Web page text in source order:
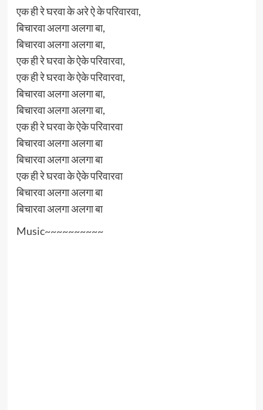
एक ही रे घरवा के अरे ऐ के परिवारवा,
बिचारवा अलगा अलगा बा,
बिचारवा अलगा अलगा बा,
एक ही रे घरवा के ऐके परिवारवा,
एक ही रे घरवा के ऐके परिवारवा,
बिचारवा अलगा अलगा बा,
बिचारवा अलगा अलगा बा,
एक ही रे घरवा के ऐके परिवारवा
बिचारवा अलगा अलगा बा
बिचारवा अलगा अलगा बा
एक ही रे घरवा के ऐके परिवारवा
बिचारवा अलगा अलगा बा
बिचारवा अलगा अलगा बा
Music~~~~~~~~~~